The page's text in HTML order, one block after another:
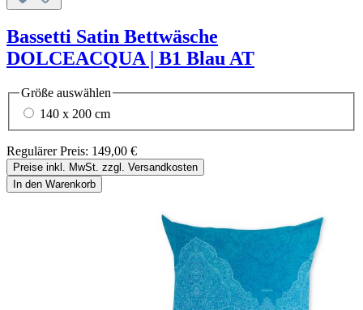
Bassetti Satin Bettwäsche
DOLCEACQUA | B1 Blau AT
Größe auswählen
140 x 200 cm
Regulärer Preis: 149,00 €
Preise inkl. MwSt. zzgl. Versandkosten
In den Warenkorb